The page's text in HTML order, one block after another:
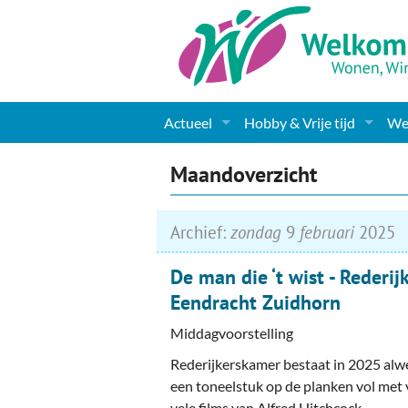
Actueel
Nieuws
Gemeente informatie
Dorpen
Woningaanbod
Columns & Redactioneel
Foto-pagina
Hobby & Vrije tijd
Kunst
Muziek
Toerisme & Musea
Podia & Dorpshuizen
Maandoverzicht
Archief: zondag 9 februari2025
De man die ‘t wist -
Eendracht Zuidhorn
Middagvoorstelling
Rederijkerskamer bestaat in 2025
een toneelstuk op de planken vol met